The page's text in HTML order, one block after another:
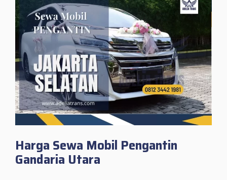
Harga Sewa Mobil Pengantin
Gandaria Utara